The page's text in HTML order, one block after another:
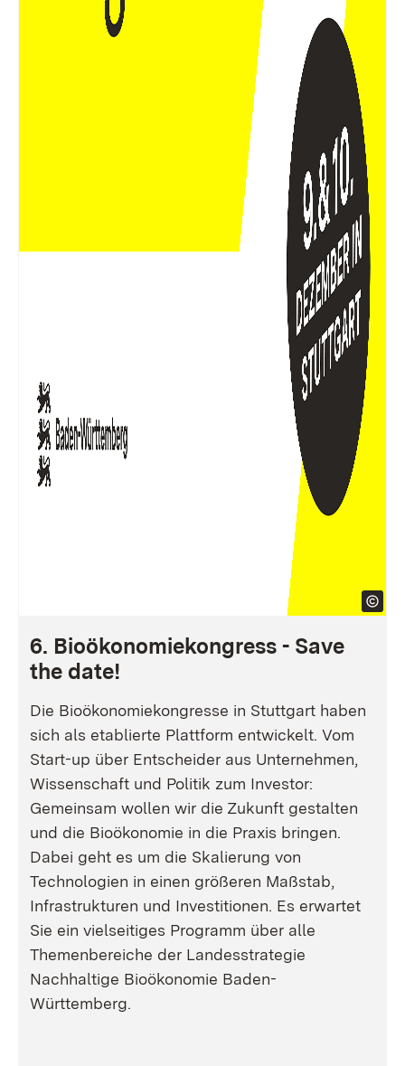
6. Bioökonomiekongress - Save
the date!
Die Bioökonomiekongresse in Stuttgart haben
sich als etablierte Plattform entwickelt. Vom
Start-up über Entscheider aus Unternehmen,
Wissenschaft und Politik zum Investor:
Gemeinsam wollen wir die Zukunft gestalten
und die Bioökonomie in die Praxis bringen.
Dabei geht es um die Skalierung von
Technologien in einen größeren Maßstab,
Infrastrukturen und Investitionen. Es erwartet
Sie ein vielseitiges Programm über alle
Themenbereiche der Landesstrategie
Nachhaltige Bioökonomie Baden-
Württemberg.